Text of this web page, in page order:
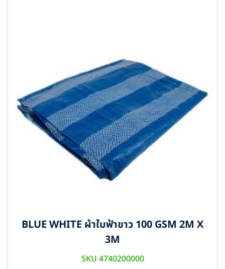
BLUE WHITE ผ้าใบฟ้าขาว 100 GSM 2M X
3M
SKU 4740200000